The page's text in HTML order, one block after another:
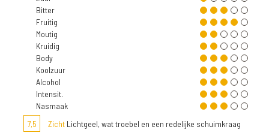
Bitter
Fruitig
Moutig
Kruidig
Body
Koolzuur
Alcohol
Intensit.
Nasmaak
7,5
Zicht Lichtgeel, wat troebel en een redelijke schuimkraag